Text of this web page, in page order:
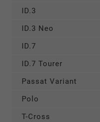
ID.3
ID.3 Neo
ID.7
ID.7 Tourer
Passat Variant
Polo
T-Cross